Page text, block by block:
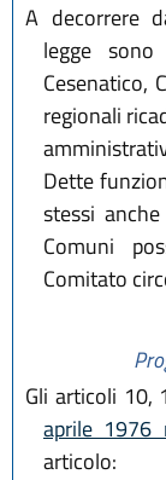
A decorrere
legge
Cesenatico,
regionali
Dette
stessi
Comuni
Comitato
Gli articoli 10,
aprile 1976
articolo: